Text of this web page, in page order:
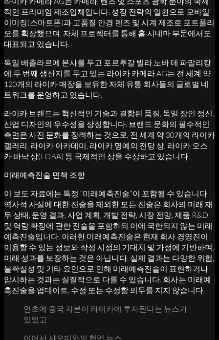
적인 프리미엄 제조업체입니다. 성장 전략의 일환으로 모바일
이미징(스마트폰)과 고품질 안경 렌즈 및 시계 제조로 포트폴리
오를 확장했으며, 자체 프로젝터를 통해 홈 시네마 부문에서도
대표되고 있습니다.
독일 베츨라르에 본사를 두고 포르투갈 빌라 노바 데 파말리캉
에 두 번째 생산지를 두고 있는 라이카 카메라 AG는 전 세계 약
120개의 라이카 매장을 보유한 자체 유통 회사들의 글로벌 네
트워크를 운영하고 있습니다.
라이카 브랜드는 혁신적인 기술과 결합된 품질, 독일 장인 정신,
산업 디자인의 우수성을 상징합니다. 브랜드 문화의 필수적인
측면은 사진 문화를 장려하는 것으로, 전 세계 약 30개의 라이카
갤러리, 라이카 아카데미, 라이카 명예의 전당 상, 라이카 오스
카 바낙 상(LOBA) 등 국제적인 상을 수상하고 있습니다.
미래예측진술 면책 조항
이 보도 자료에는 특정 “미래예측진술”이 포함될 수 있습니다.
역사적 사실에 대한 진술을 제외한 모든 진술은 회사의 미래 재
무 상태, 운영 결과, 사업 계획, 개발 전략, 시장 전망, 제품 R&D
및 역량 확장에 관한 진술을 포함하되 이에 국한되지 않는 미래
예측진술입니다. 이러한 미래예측진술은 현재 회사 경영진이
이용할 수 있는 정보와 작성 시점의 기대치 및 가정에 기반하며,
미래 성과를 보장하는 것은 아닙니다. 실제 결과는 다양한 위험,
불확실성 및 기타 요인으로 인해 미래예측진술이 표현하거나
암시하는 것과는 실질적으로 다를 수 있습니다. 회사는 미래예
측진술을 업데이트, 수정 또는 수정할 의무를 지지 않습니다.
연초에 중국 자본이 라이카에 투자된다는 뉴스가
있었고
이어서 샤오미와의 협업 뉴스,